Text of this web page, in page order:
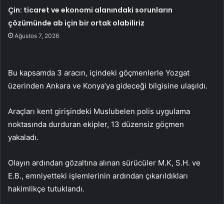
Çin: ticaret ve ekonomi alanındaki sorunların
çözümünde ab için bir ortak olabiliriz
Ağustos 7, 2026
Bu kapsamda 3 aracın, içindeki göçmenlerle Yozgat
üzerinden Ankara ve Konya’ya gideceği bilgisine ulaşıldı.
Araçları kent girişindeki Muslubelen polis uygulama
noktasında durduran ekipler, 13 düzensiz göçmen
yakaladı.
Olayın ardından gözaltına alınan sürücüler M.K, S.H. ve
E.B., emniyetteki işlemlerinin ardından çıkarıldıkları
hakimlikçe tutuklandı.